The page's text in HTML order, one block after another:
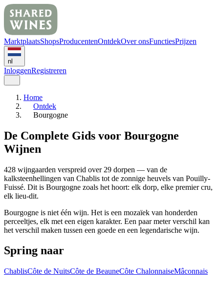
MarktplaatsShopsProducentenOntdekOver onsFunctiesPrijzen
nl
InloggenRegistreren
Home
Ontdek
Bourgogne
De Complete Gids voor Bourgogne
Wijnen
428 wijngaarden verspreid over 29 dorpen — van de
kalksteenhellingen van Chablis tot de zonnige heuvels van Pouilly-
Fuissé. Dit is Bourgogne zoals het hoort: elk dorp, elke premier cru,
elk lieu-dit.
Bourgogne is niet één wijn. Het is een mozaïek van honderden
perceeltjes, elk met een eigen karakter. Een paar meter verschil kan
het verschil maken tussen een goede en een legendarische wijn.
Spring naar
ChablisCôte de NuitsCôte de BeauneCôte ChalonnaiseMâconnais